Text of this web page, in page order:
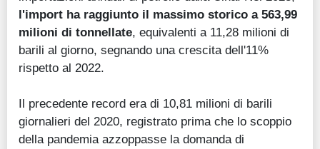
l'import ha raggiunto il massimo storico a 563,99
milioni di tonnellate, equivalenti a 11,28 milioni di
barili al giorno, segnando una crescita dell'11%
rispetto al 2022.
Il precedente record era di 10,81 milioni di barili
giornalieri del 2020, registrato prima che lo scoppio
della pandemia azzoppasse la domanda di